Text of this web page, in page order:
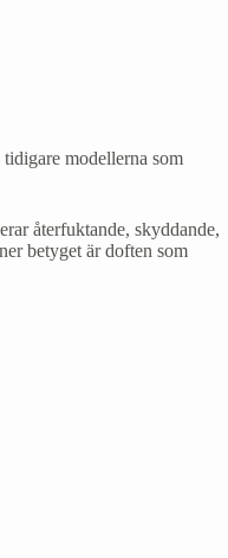
modellerna som
återfuktande, skyddande,
betyget är doften som